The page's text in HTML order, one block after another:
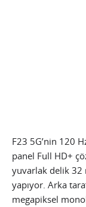
F23 5G’nin 120
panel Full HD+
yuvarlak delik 32
yapıyor. Arka
megapiksel